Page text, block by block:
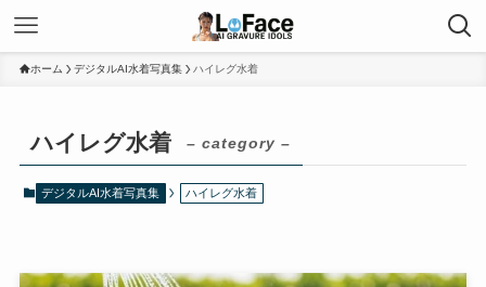
ホーム デジタルAI水着写真集 ハイレグ水着
ハイレグ水着 – category –
デジタルAI水着写真集 ハイレグ水着